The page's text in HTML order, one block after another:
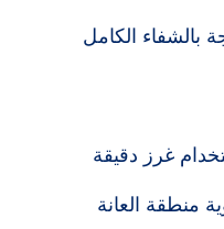
بالشفاء الكامل
غرز دقيقة
منطقة العانة